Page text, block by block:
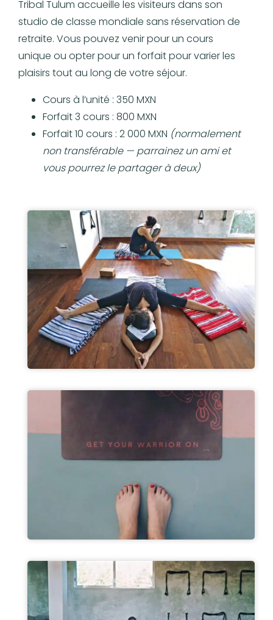
Tribal Tulum accueille les visiteurs dans son
studio de classe mondiale sans réservation de
retraite. Vous pouvez venir pour un cours
unique ou opter pour un forfait pour varier les
plaisirs tout au long de votre séjour.
Cours à l’unité : 350 MXN
Forfait 3 cours : 800 MXN
Forfait 10 cours : 2 000 MXN (normalement
non transférable — parrainez un ami et
vous pourrez le partager à deux)